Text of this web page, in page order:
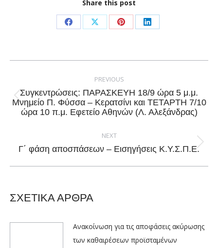
Share this post
Share
Facebook
Share
X
Share
Pinterest
Share
LinkedIn
PREVIOUS
Previous
post:
Συγκεντρώσεις: ΠΑΡΑΣΚΕΥΗ 18/9 ώρα 5 μ.μ.
Μνημείο Π. Φύσσα – Κερατσίνι και ΤΕΤΑΡΤΗ 7/10
ώρα 10 π.μ. Εφετείο Αθηνών (Λ. Αλεξάνδρας)
NEXT
Next
Γ΄ φάση αποσπάσεων – Εισηγήσεις Κ.Υ.Σ.Π.Ε.
ΣΧΕΤΙΚΑ ΑΡΘΡΑ
Ανακοίνωση για τις αποφάσεις ακύρωσης
των καθαιρέσεων προϊσταμένων